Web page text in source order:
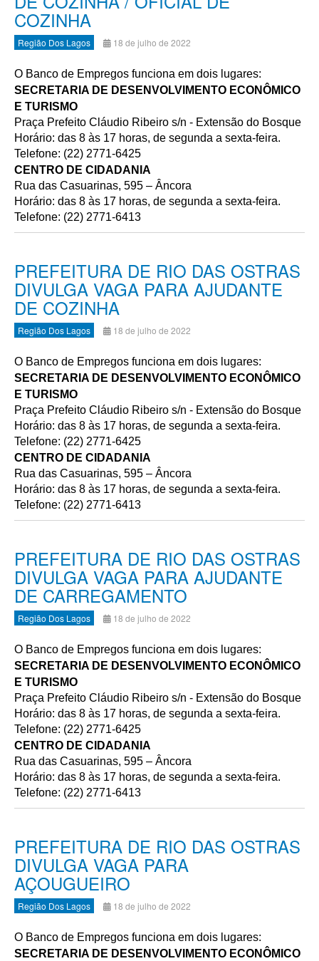
COZINHA
Região Dos Lagos 18 de julho de 2022
O Banco de Empregos funciona em dois lugares:
SECRETARIA DE DESENVOLVIMENTO ECONÔMICO
E TURISMO
Praça Prefeito Cláudio Ribeiro s/n - Extensão do Bosque
Horário: das 8 às 17 horas, de segunda a sexta-feira.
Telefone: (22) 2771-6425
CENTRO DE CIDADANIA
Rua das Casuarinas, 595 – Âncora
Horário: das 8 às 17 horas, de segunda a sexta-feira.
Telefone: (22) 2771-6413
PREFEITURA DE RIO DAS OSTRAS
DIVULGA VAGA PARA AJUDANTE
DE COZINHA
Região Dos Lagos 18 de julho de 2022
O Banco de Empregos funciona em dois lugares:
SECRETARIA DE DESENVOLVIMENTO ECONÔMICO
E TURISMO
Praça Prefeito Cláudio Ribeiro s/n - Extensão do Bosque
Horário: das 8 às 17 horas, de segunda a sexta-feira.
Telefone: (22) 2771-6425
CENTRO DE CIDADANIA
Rua das Casuarinas, 595 – Âncora
Horário: das 8 às 17 horas, de segunda a sexta-feira.
Telefone: (22) 2771-6413
PREFEITURA DE RIO DAS OSTRAS
DIVULGA VAGA PARA AJUDANTE
DE CARREGAMENTO
Região Dos Lagos 18 de julho de 2022
O Banco de Empregos funciona em dois lugares:
SECRETARIA DE DESENVOLVIMENTO ECONÔMICO
E TURISMO
Praça Prefeito Cláudio Ribeiro s/n - Extensão do Bosque
Horário: das 8 às 17 horas, de segunda a sexta-feira.
Telefone: (22) 2771-6425
CENTRO DE CIDADANIA
Rua das Casuarinas, 595 – Âncora
Horário: das 8 às 17 horas, de segunda a sexta-feira.
Telefone: (22) 2771-6413
PREFEITURA DE RIO DAS OSTRAS
DIVULGA VAGA PARA
AÇOUGUEIRO
Região Dos Lagos 18 de julho de 2022
O Banco de Empregos funciona em dois lugares:
SECRETARIA DE DESENVOLVIMENTO ECONÔMICO